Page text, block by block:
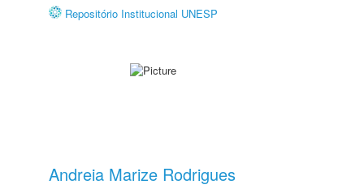
Repositório Institucional UNESP
Andreia Marize Rodrigues